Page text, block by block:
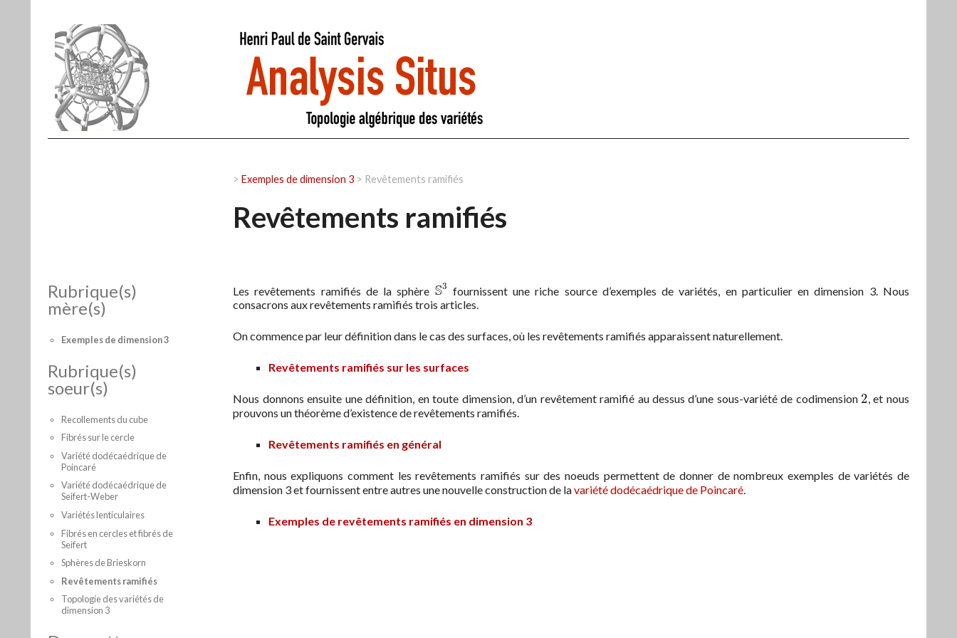
>Exemples de dimension 3 > Revêtements ramifiés
Revêtements ramifiés
Rubrique(s)
mère(s)
Exemples de dimension 3
Rubrique(s)
soeur(s)
Recollements du cube
Fibrés sur le cercle
Variété dodécaédrique de
Poincaré
Variété dodécaédrique de
Seifert-Weber
Variétés lenticulaires
Fibrés en cercles et fibrés de
Seifert
Sphères de Brieskorn
Revêtements ramifiés
Topologie des variétés de
dimension 3
Les revêtements ramifiés de la sphère S3
S3 fournissent une riche source d’exemples de variétés, en particulier en dimension 3. Nous
consacrons aux revêtements ramifiés trois articles.
On commence par leur définition dans le cas des surfaces, où les revêtements ramifiés apparaissent naturellement.
Revêtements ramifiés sur les surfaces
Nous donnons ensuite une définition, en toute dimension, d’un revêtement ramifié au dessus d’une sous-variété de codimension 2
2, et nous
prouvons un théorème d’existence de revêtements ramifiés.
Revêtements ramifiés en général
Enfin, nous expliquons comment les revêtements ramifiés sur des noeuds permettent de donner de nombreux exemples de variétés de
dimension 3 et fournissent entre autres une nouvelle construction de lavariété dodécaédrique de Poincaré.
Exemples de revêtements ramifiés en dimension 3